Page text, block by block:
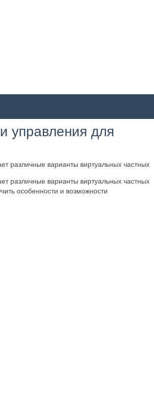
управления для
различные варианты виртуальных частных
различные варианты виртуальных частных
особенности и возможности